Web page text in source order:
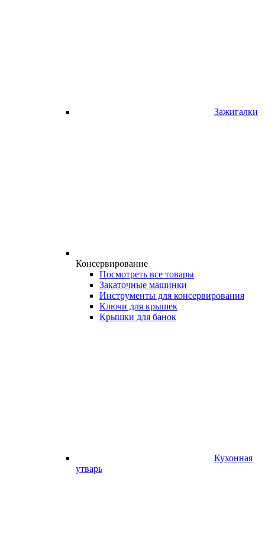
Зажигалки
Консервирование
Посмотреть все товары
Закаточные машинки
Инструменты для консервирования
Ключи для крышек
Крышки для банок
Кухонная
утварь